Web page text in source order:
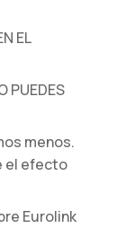
EL
PUEDES
menos.
el efecto
Eurolink